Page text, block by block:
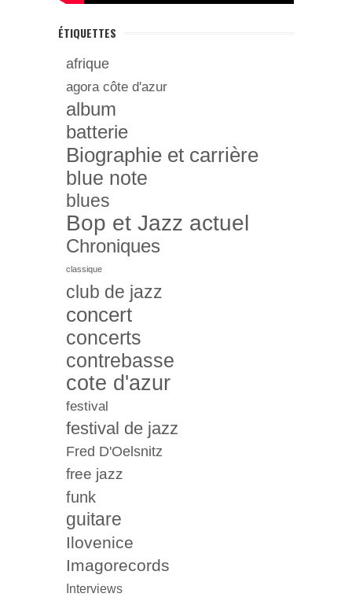
ÉTIQUETTES
afrique
agora côte d'azur
album
batterie
Biographie et carrière
blue note
blues
Bop et Jazz actuel
Chroniques
classique
club de jazz
concert
concerts
contrebasse
cote d'azur
festival
festival de jazz
Fred D'Oelsnitz
free jazz
funk
guitare
Ilovenice
Imagorecords
Interviews